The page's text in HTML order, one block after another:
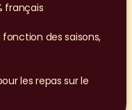
français
des saisons,
les repas sur le